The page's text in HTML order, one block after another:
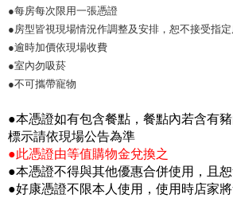
●每房每次限用一張憑證
●房型皆視現場情況作調整及安排，恕不接受指定
●逾時加價依現場收費
●室內勿吸菸
●不可攜帶寵物
●本憑證如有包含餐點，餐點內若含有
標示請依現場公告為準
●此憑證由等值購物金兌換之
●本憑證不得與其他優惠合併使用，且
●好康憑證不限本人使用，使用時店家